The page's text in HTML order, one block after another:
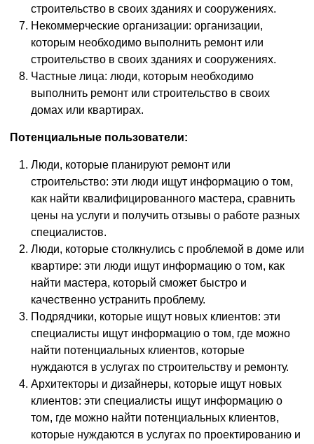
строительство в своих зданиях и сооружениях.
Некоммерческие организации: организации,
которым необходимо выполнить ремонт или
строительство в своих зданиях и сооружениях.
Частные лица: люди, которым необходимо
выполнить ремонт или строительство в своих
домах или квартирах.
Потенциальные пользователи:
Люди, которые планируют ремонт или
строительство: эти люди ищут информацию о том,
как найти квалифицированного мастера, сравнить
цены на услуги и получить отзывы о работе разных
специалистов.
Люди, которые столкнулись с проблемой в доме или
квартире: эти люди ищут информацию о том, как
найти мастера, который сможет быстро и
качественно устранить проблему.
Подрядчики, которые ищут новых клиентов: эти
специалисты ищут информацию о том, где можно
найти потенциальных клиентов, которые
нуждаются в услугах по строительству и ремонту.
Архитекторы и дизайнеры, которые ищут новых
клиентов: эти специалисты ищут информацию о
том, где можно найти потенциальных клиентов,
которые нуждаются в услугах по проектированию и